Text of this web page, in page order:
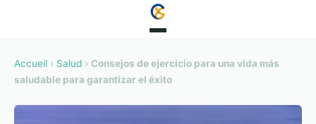
Accueil › Salud › Consejos de ejercicio para una vida más
saludable para garantizar el éxito